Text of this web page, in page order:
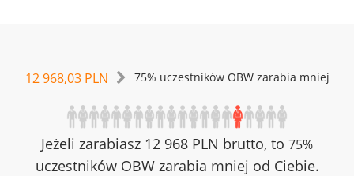
12 968,03 PLN 75% uczestników OBW zarabia mniej
Jeżeli zarabiasz 12 968 PLN brutto, to 75%
uczestników OBW zarabia mniej od Ciebie.